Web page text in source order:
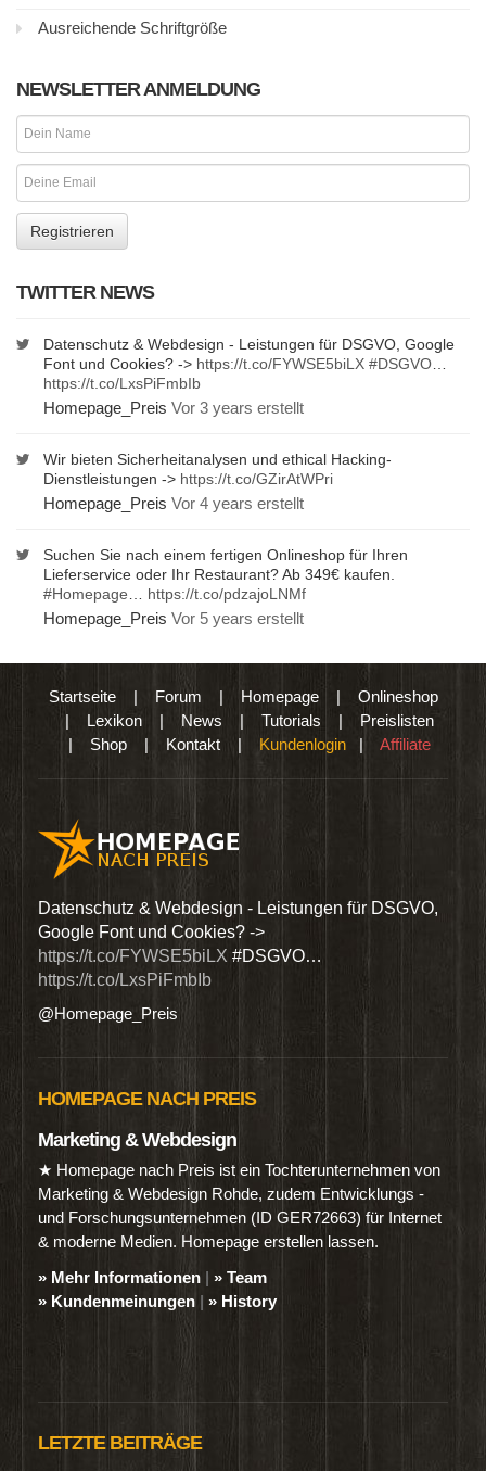
Ausreichende Schriftgröße
NEWSLETTER ANMELDUNG
TWITTER NEWS
Datenschutz & Webdesign - Leistungen für DSGVO, Google
Font und Cookies? -> https://t.co/FYWSE5biLX #DSGVO
https://t.co/LxsPiFmbIb
Homepage_Preis Vor 3 years erstellt
Wir bieten Sicherheitanalysen und ethical Hacking-
Dienstleistungen -> https://t.co/GZirAtWPri
Homepage_Preis Vor 4 years erstellt
Suchen Sie nach einem fertigen Onlineshop für Ihren
Lieferservice oder Ihr Restaurant? Ab 349€ kaufen.
#Homepage
https://t.co/pdzajoLNMf
Homepage_Preis Vor 5 years erstellt
Startseite| Forum | Homepage| Onlineshop
| Lexikon | News | Tutorials | Preislisten
| Shop | Kontakt | Kundenlogin | Affiliate
Datenschutz & Webdesign - Leistungen für DSGVO,
Google Font und Cookies? ->
https://t.co/FYWSE5biLX #DSGVO…
https://t.co/LxsPiFmbIb
@Homepage_Preis
HOMEPAGE NACH PREIS
Marketing & Webdesign
★ Homepage nach Preis ist ein Tochterunternehmen von
Marketing & Webdesign Rohde, zudem Entwicklungs -
und Forschungsunternehmen (ID GER72663) für Internet
& moderne Medien. Homepage erstellen lassen.
» Mehr Informationen | » Team
» Kundenmeinungen | » History
LETZTE BEITRÄGE